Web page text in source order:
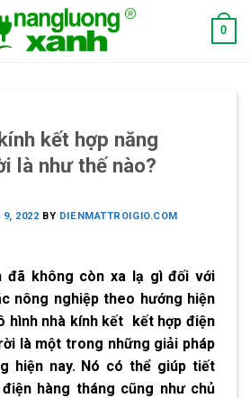
0
kết hợp năng
là như thế nào?
9, 2022 BY DIENMATTROIGIO.COM
đã không còn xa lạ gì đối với
nông nghiệp theo hướng hiện
hình nhà kính kết kết hợp điện
là một trong những giải pháp
hiện nay. Nó có thể giúp tiết
hàng tháng cũng như chủ